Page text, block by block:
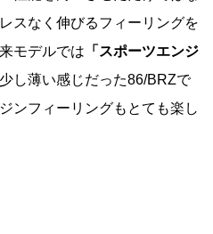
スなく伸びるフィーリングを
モデルでは 「スポーツエンジ
し薄い感じだった86/BRZで
ンフィーリングもとても楽し